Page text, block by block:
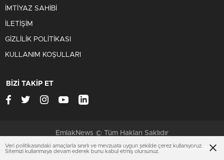
İMTİYAZ SAHİBİ
İLETİŞİM
GİZLİLİK POLİTİKASI
KULLANIM KOŞULLARI
BİZİ TAKİP ET
EmlakNews © Tüm Hakları Saklıdır
Çerezler ile ilgili bilgi içinÇerez Politikamızıziyaret edebilirsiniz.
Veri politikasındaki amaçlarla sınırlı ve mevzuata uygun şekilde çerez kullanıyoruz.
Sitemizi kullanmaya devam ederek bunu kabul etmiş olursunuz.